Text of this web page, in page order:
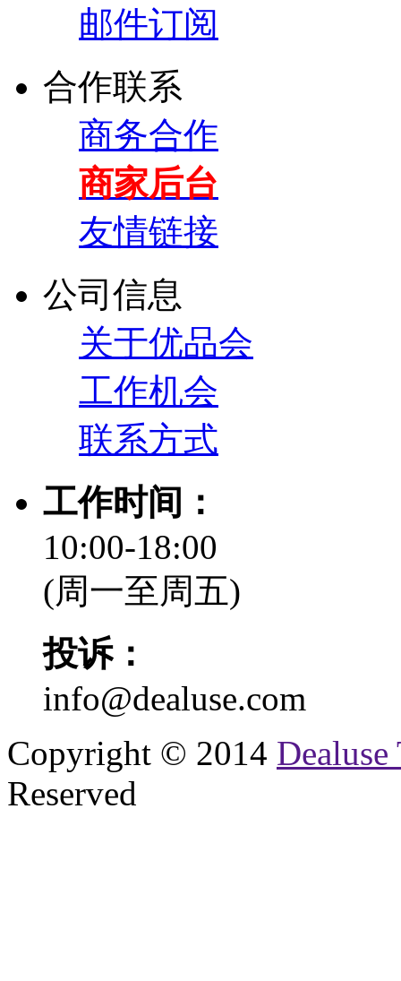
邮件订阅
合作联系
商务合作
商家后台
友情链接
公司信息
关于优品会
工作机会
联系方式
工作时间：
10:00-18:00
(周一至周五)
投诉：
info@dealuse.com
Copyright © 2014
Reserved